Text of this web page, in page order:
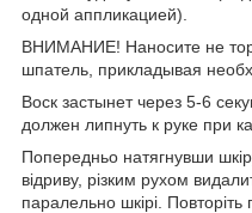
одной аппликацией).
ВНИМАНИЕ! Наносите не
шпатель, прикладывая
Воск застынет через 5-6
должен липнуть к руке при
Попередньо натягнувши
відриву, різким рухом
паралельно шкірі.